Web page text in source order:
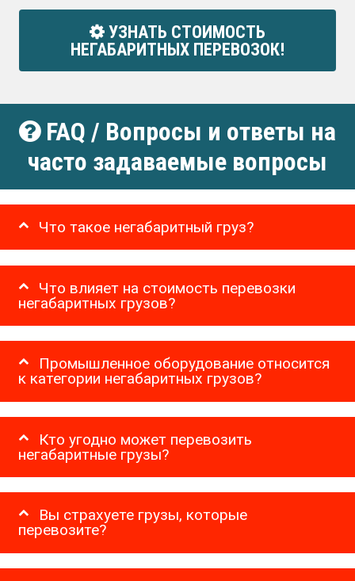
УЗНАТЬ СТОИМОСТЬ
НЕГАБАРИТНЫХ ПЕРЕВОЗОК!
FAQ / Вопросы и ответы на
часто задаваемые вопросы
Что такое негабаритный груз?
Что влияет на стоимость перевозки
негабаритных грузов?
Промышленное оборудование относится
к категории негабаритных грузов?
Кто угодно может перевозить
негабаритные грузы?
Вы страхуете грузы, которые
перевозите?